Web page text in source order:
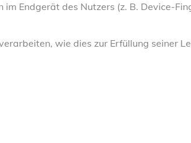
Endgerät des Nutzers (z. B. Device-
wie dies zur Erfüllung seiner